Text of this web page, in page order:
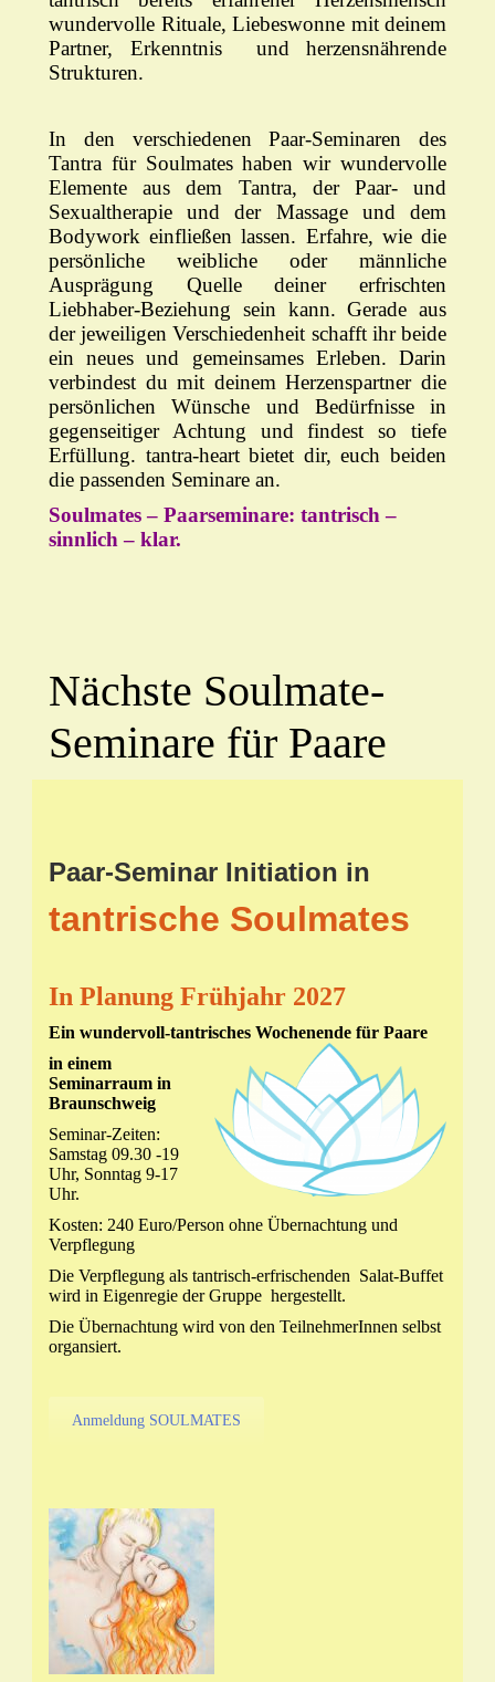
wundervolle Rituale, Liebeswonne mit deinem
Partner, Erkenntnis und herzensnährende
Strukturen.
In den verschiedenen Paar-Seminaren des
Tantra für Soulmates haben wir wundervolle
Elemente aus dem Tantra, der Paar- und
Sexualtherapie und der Massage und dem
Bodywork einfließen lassen. Erfahre, wie die
persönliche weibliche oder männliche
Ausprägung Quelle deiner erfrischten
Liebhaber-Beziehung sein kann. Gerade aus
der jeweiligen Verschiedenheit schafft ihr beide
ein neues und gemeinsames Erleben. Darin
verbindest du mit deinem Herzenspartner die
persönlichen Wünsche und Bedürfnisse in
gegenseitiger Achtung und findest so tiefe
Erfüllung. tantra-heart bietet dir, euch beiden
die passenden Seminare an.
Soulmates – Paarseminare: tantrisch –
sinnlich – klar.
Nächste Soulmate-
Seminare für Paare
Paar-Seminar Initiation in
tantrische Soulmates
In Planung Frühjahr 2027
Ein wundervoll-tantrisches Wochenende für Paare
in einem
Seminarraum in
Braunschweig
Seminar-Zeiten:
Samstag 09.30 -19
Uhr, Sonntag 9-17
Uhr.
Kosten: 240 Euro/Person ohne Übernachtung und
Verpflegung
Die Verpflegung als tantrisch-erfrischenden Salat-Buffet
wird in Eigenregie der Gruppe hergestellt.
Die Übernachtung wird von den TeilnehmerInnen selbst
organsiert.
Anmeldung SOULMATES